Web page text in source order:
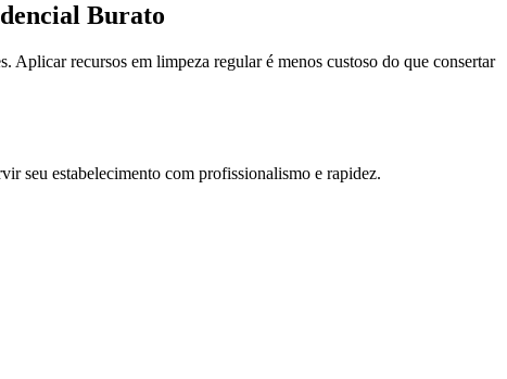
Burato
recursos em limpeza regular é menos custoso do que consertar
seu estabelecimento com profissionalismo e rapidez.